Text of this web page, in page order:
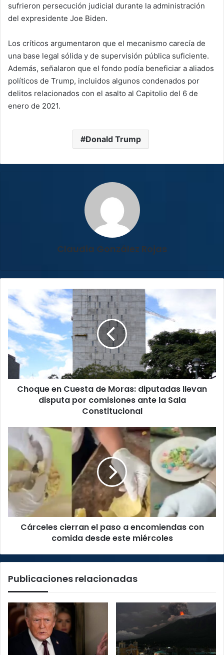
sufrieron persecución judicial durante la administración
del expresidente Joe Biden.
Los críticos argumentaron que el mecanismo carecía de
una base legal sólida y de supervisión pública suficiente.
Además, señalaron que el fondo podía beneficiar a aliados
políticos de Trump, incluidos algunos condenados por
delitos relacionados con el asalto al Capitolio del 6 de
enero de 2021.
Donald Trump
Claudia González Rojas
Choque
en
Cuesta
de
Moras:
diputadas
llevan
disputa
por
comisiones
Constitucional
Choque en Cuesta de Moras: diputadas llevan
disputa por comisiones ante la Sala
Constitucional
cierran
el
paso
a
encomiendas
con
comida
desde
esteCárceles cierran el paso a encomiendas con
comida desde este miércoles
Publicaciones relacionadas